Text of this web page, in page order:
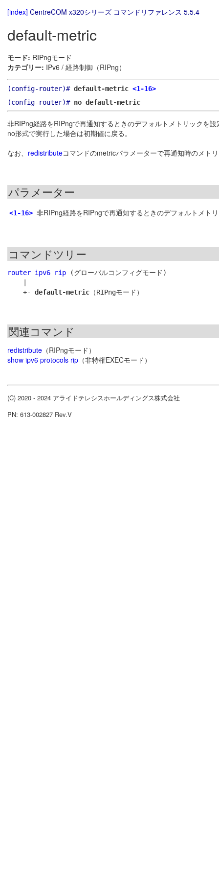
[index] CentreCOM x320シリーズ コマンドリファレンス 5.5.4
default-metric
モード: RIPngモード
カテゴリー: IPv6 / 経路制御（RIPng）
(config-router)# default-metric <1-16>
(config-router)# no default-metric
非RIPng経路をRIPngで再通知するときのデフォルトメトリックを
no形式で実行した場合は初期値に戻る。
なお、 redistributeコマンドのmetricパラメーターで再通知時のメト
パラメーター
<1-16> 非RIPng経路をRIPngで再通知するときのデフォルトメト
コマンドツリー
router ipv6 rip (グローバルコンフィグモード)
    +-
default-metric
関連コマンド
redistribute （RIPngモード）
show ipv6 protocols rip （非特権EXECモード）
(C) 2020 - 2024 アライドテレシスホールディングス株式会社
PN: 613-002827 Rev.V